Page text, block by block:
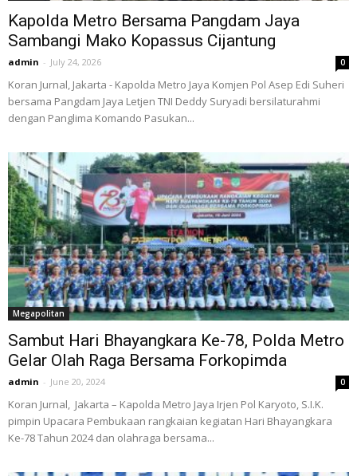
Kapolda Metro Bersama Pangdam Jaya
Sambangi Mako Kopassus Cijantung
admin - July 24, 2026 0
Koran Jurnal, Jakarta - Kapolda Metro Jaya Komjen Pol Asep Edi Suheri
bersama Pangdam Jaya Letjen TNI Deddy Suryadi bersilaturahmi
dengan Panglima Komando Pasukan...
Megapolitan
Sambut Hari Bhayangkara Ke-78, Polda Metro
Gelar Olah Raga Bersama Forkopimda
admin - June 20, 2024 0
Koran Jurnal, Jakarta – Kapolda Metro Jaya Irjen Pol Karyoto, S.I.K.
pimpin Upacara Pembukaan rangkaian kegiatan Hari Bhayangkara
Ke-78 Tahun 2024 dan olahraga bersama...